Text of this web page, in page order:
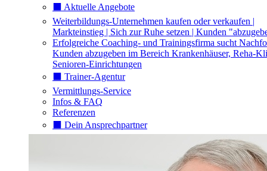
⬛️ Aktuelle Angebote
Weiterbildungs-Unternehmen kaufen oder verkaufen |
Markteinstieg | Sich zur Ruhe setzen | Kunden
Erfolgreiche Coaching- und Trainingsfirma sucht
Kunden abzugeben im Bereich Krankenhäuser, Reha-
Senioren-Einrichtungen
⬛️ Trainer-Agentur
Vermittlungs-Service
Infos & FAQ
Referenzen
⬛️ Dein Ansprechpartner